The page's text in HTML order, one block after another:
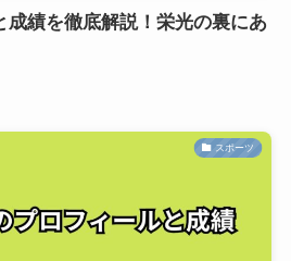
成績を徹底解説！栄光の裏にあ
スポーツ